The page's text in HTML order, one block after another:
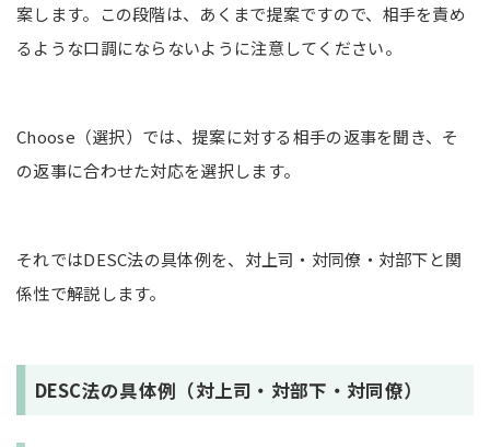
案します。この段階は、あくまで提案ですので、相手を責め
るような口調にならないように注意してください。
Choose（選択）では、提案に対する相手の返事を聞き、そ
の返事に合わせた対応を選択します。
それではDESC法の具体例を、対上司・対同僚・対部下と関
係性で解説します。
DESC法の具体例（対上司・対部下・対同僚）